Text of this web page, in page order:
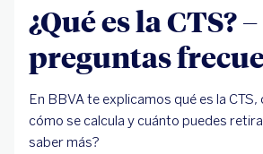
¿Qué es la CTS? –
preguntas
En BBVA te explicamos qué es la CTS,
cómo se calcula y cuánto puedes
saber más?